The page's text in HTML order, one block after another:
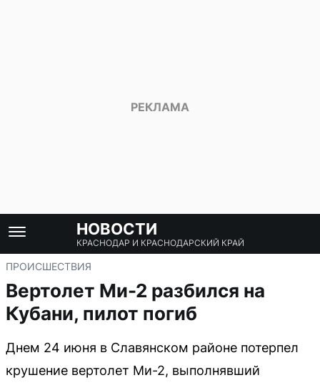
НОВОСТИ
КРАСНОДАР И КРАСНОДАРСКИЙ КРАЙ
ПРОИСШЕСТВИЯ
Вертолет Ми-2 разбился на
Кубани, пилот погиб
Днем 24 июня в Славянском районе потерпел
крушение вертолет Ми-2, выполнявший